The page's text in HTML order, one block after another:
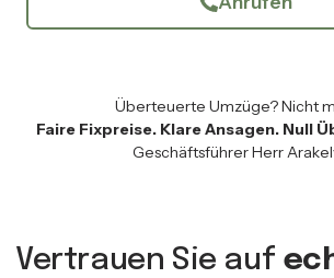
Überteuerte Umzüge? Nicht
Faire Fixpreise. Klare Ansagen. Null
Geschäftsführer Herr
Vertrauen Sie auf